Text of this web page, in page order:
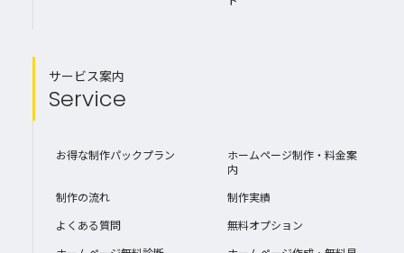
サービス案内
Service
お得な制作パックプラン
ホームページ制作・料金案
内
制作の流れ
制作実績
よくある質問
無料オプション